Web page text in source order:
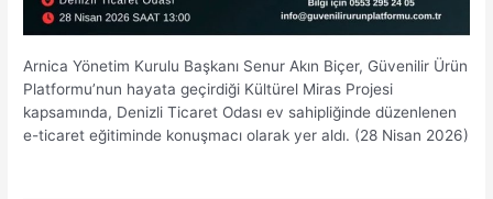
Arnica Yönetim Kurulu Başkanı Senur Akın Biçer, Güvenilir Ürün
Platformu’nun hayata geçirdiği Kültürel Miras Projesi
kapsamında, Denizli Ticaret Odası ev sahipliğinde düzenlenen
e-ticaret eğitiminde konuşmacı olarak yer aldı. (28 Nisan 2026)